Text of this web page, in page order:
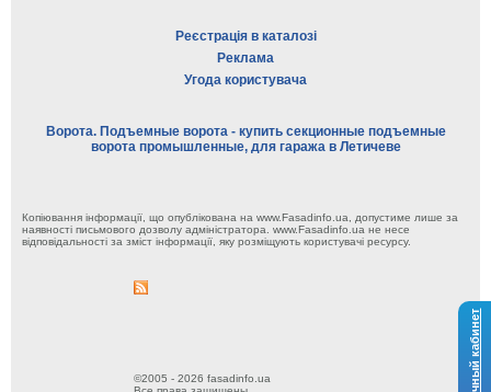
Личный кабинет
Реєстрація в каталозі
Реклама
Угода користувача
Ворота. Подъемные ворота - купить секционные подъемные
ворота промышленные, для гаража в Летичеве
Копіювання інформації, що опублікована на www.Fasadinfo.ua, допустиме лише за
наявності письмового дозволу адміністратора. www.Fasadinfo.ua не несе
відповідальності за зміст інформації, яку розміщують користувачі ресурсу.
©2005 - 2026 fasadinfo.ua